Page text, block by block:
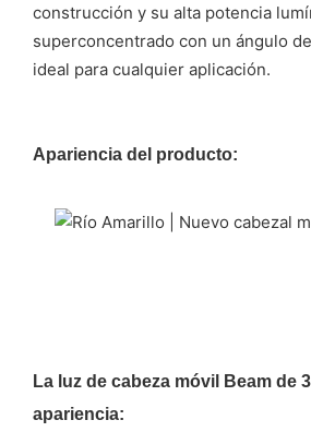
construcción y su alta potencia
superconcentrado con un ángulo
ideal para cualquier aplicación.
Apariencia del producto:
La luz de cabeza móvil Beam
apariencia: